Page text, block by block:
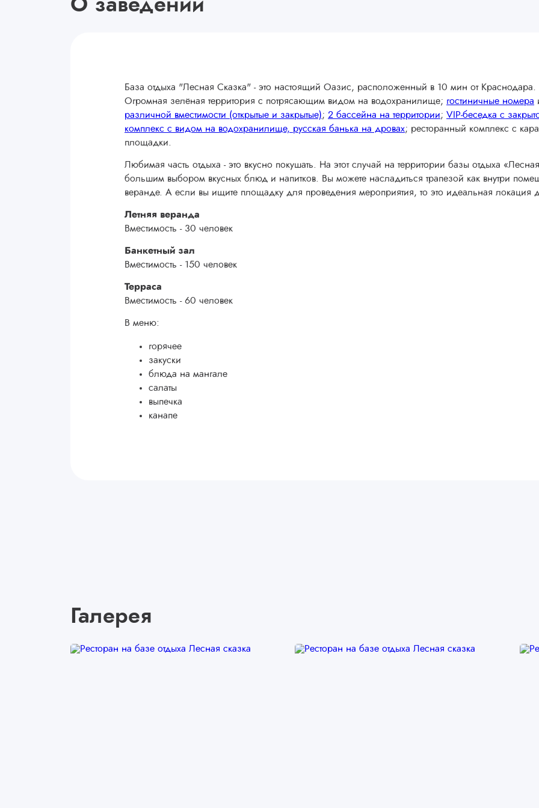
О заведении
База отдыха "Лесная Сказка" - это настоящий Оазис, расположенный в 10 мин от Краснодара.
Огромная зелёная территория с потрясающим видом на водохранилище; гостиничные номера
различной вместимости (открытые и закрытые); 2 бассейна на территории; VIP-беседка с
комплекс с видом на водохранилище, русская банька на дровах; ресторанный комплекс с
площадки.
Любимая часть отдыха - это вкусно покушать. На этот случай на территории базы отдыха
большим выбором вкусных блюд и напитков. Вы можете насладиться трапезой как внутри
веранде. А если вы ищите площадку для проведения мероприятия, то это идеальная локация
Летняя веранда
Вместимость - 30 человек
Банкетный зал
Вместимость - 150 человек
Терраса
Вместимость - 60 человек
В меню:
горячее
закуски
блюда на мангале
салаты
выпечка
канапе
Галерея